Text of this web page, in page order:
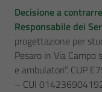
Decisione a
Responsabile dei
progettazione per
Pesaro in Via
e ambulatori”. CUP
– CUI